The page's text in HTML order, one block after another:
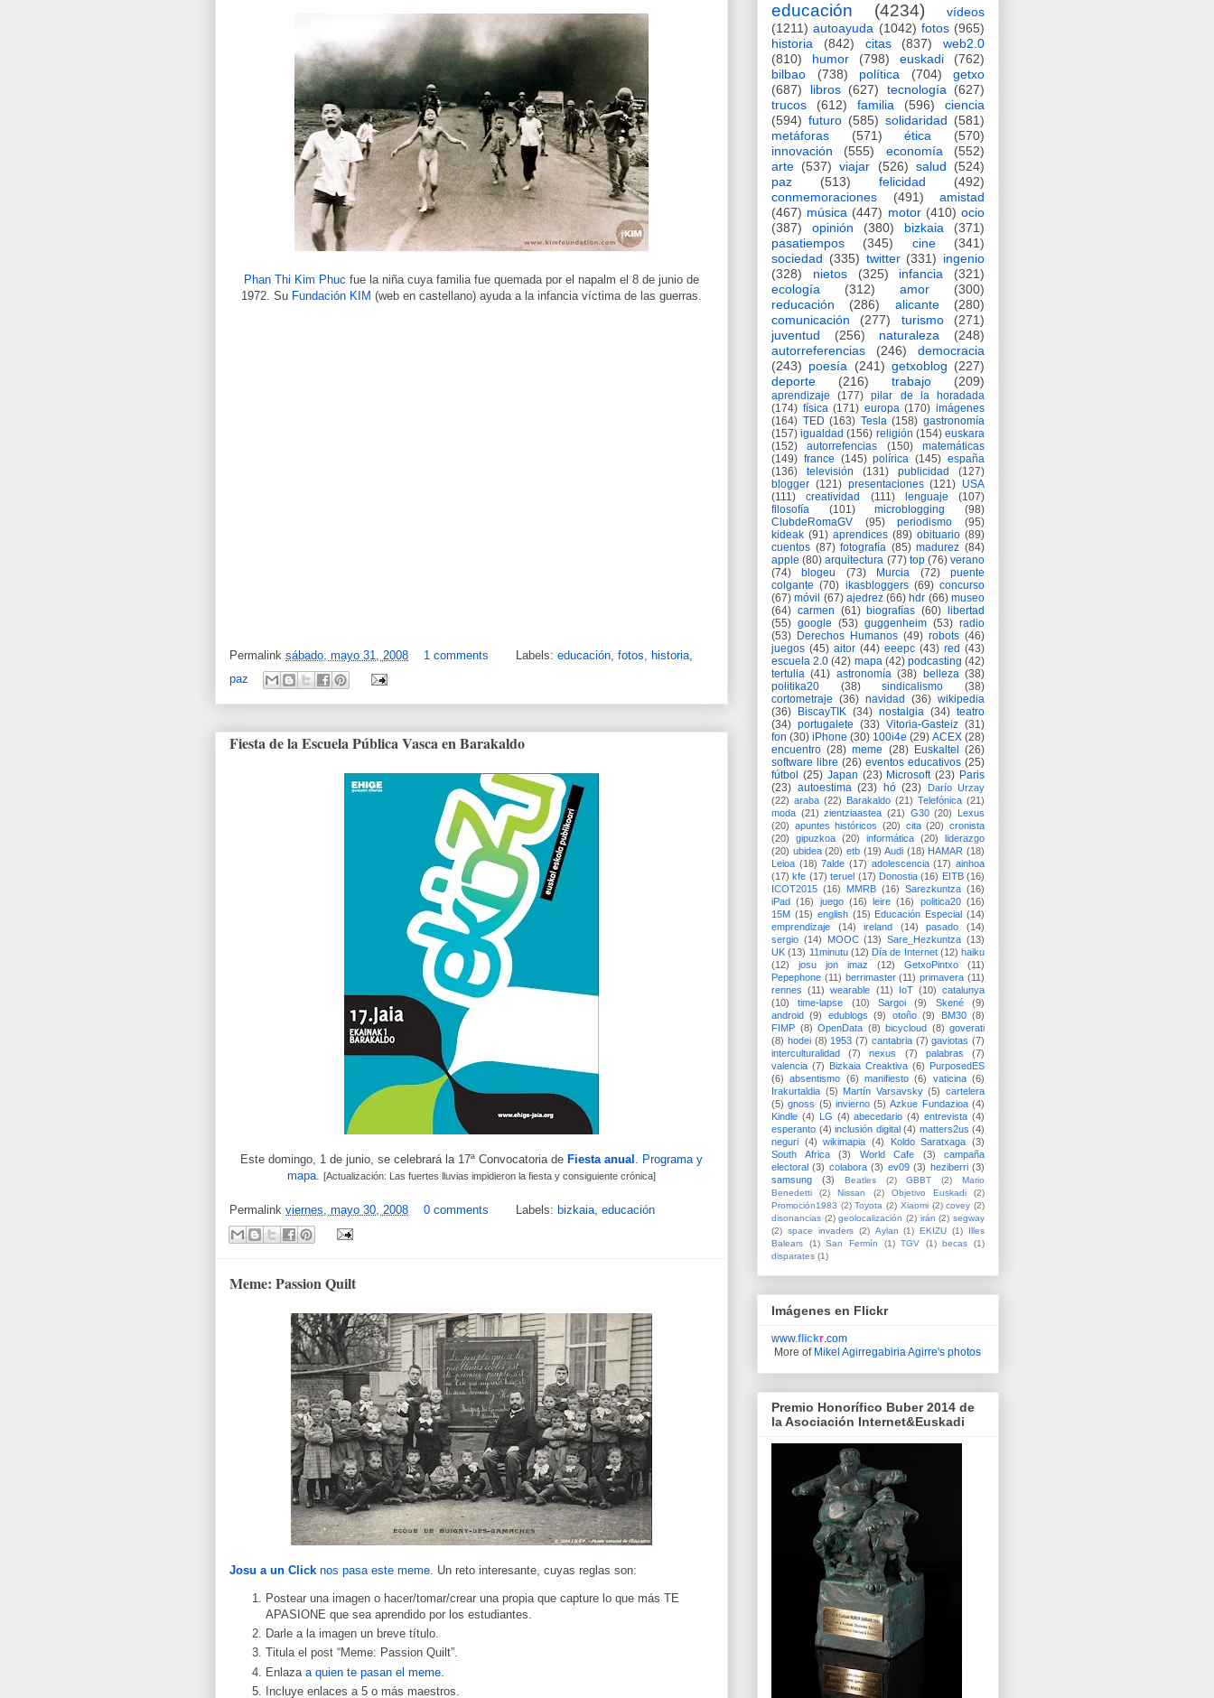
Phan Thi Kim Phuc fue la niña cuya familia fue quemada por el napalm el 8 de junio de
1972. Su Fundación KIM (web en castellano) ayuda a la infancia víctima de las guerras.
Permalink sábado, mayo 31, 2008 1 comments Labels: educación, fotos, historia,
paz
Fiesta de la Escuela Pública Vasca en Barakaldo
Este domingo, 1 de junio, se celebrará la 17ª Convocatoria de Fiesta anual
Programa y
mapa
[Actualización: Las fuertes lluvias impidieron la fiesta y consiguiente crónica]
Permalink viernes, mayo 30, 2008 0 comments Labels: bizkaia, educación
Meme: Passion Quilt
Josu a un Click nos pasa este meme . Un reto interesante, cuyas reglas son:
Postear una imagen o hacer/tomar/crear una propia que capture lo que más TE
APASIONE que sea aprendido por los estudiantes.
Darle a la imagen un breve título.
Titula el post “Meme: Passion Quilt”.
Enlaza a quien te pasan el meme
Incluye enlaces a 5 o más maestros.
educación (4234)
vídeos
(1211) autoayuda (1042) fotos (965)
historia
(842) citas (837)
web2.0
(810)
humor (798) euskadi
(762)
bilbao
(738) política (704)
getxo
(687)
libros (627) tecnología
(627)
trucos
(612) familia (596)
ciencia
(594) futuro (585) solidaridad (581)
metáforas
(571) ética
(570)
innovación
(555) economía
(552)
arte (537) viajar (526) salud
(524)
paz
(513) felicidad
(492)
conmemoraciones
(491)
amistad
(467) música (447) motor (410) ocio
(387)
opinión (380) bizkaia
(371)
pasatiempos
(345) cine
(341)
sociedad (335) twitter (331) ingenio
(328)
nietos (325) infancia
(321)
ecología
(312) amor
(300)
reducación
(286) alicante
(280)
comunicación
(277) turismo
(271)
juventud
(256) naturaleza
(248)
autorreferencias
(246)
democracia
(243) poesía (241) getxoblog (227)
deporte
(216) trabajo (209)
aprendizaje (177)
pilar de la horadada
(174) física (171) europa (170) imágenes
(164) TED (163) Tesla (158) gastronomía
(157) igualdad (156) religión (154) euskara
(152)
autorrefencias (150)
matemáticas
(149) france (145) polírica (145) españa
(136)
televisión (131) publicidad
(127)
blogger (121) presentaciones (121) USA
(111)
creatividad (111) lenguaje
(107)
filosofía
(101) microblogging
(98)
ClubdeRomaGV
(95) periodismo
(95)
kideak (91) aprendices (89) obituario (89)
cuentos (87) fotografía (85) madurez (84)
apple (80) arquitectura (77) top (76) verano
(74)
blogeu (73) Murcia (72)
puente
colgante (70) ikasbloggers (69) concurso
(67) móvil (67) ajedrez (66) hdr (66) museo
(64) carmen (61) biografías (60)
libertad
(55) google (53) guggenheim (53) radio
(53) Derechos Humanos (49) robots (46)
juegos (45) aitor (44) eeepc (43) red (43)
escuela 2.0 (42) mapa (42) podcasting (42)
tertulia (41) astronomía (38) belleza (38)
politika20
(38) sindicalismo
(38)
cortometraje (36) navidad (36) wikipedia
(36)
BiscayTIK (34) nostalgia (34) teatro
(34) portugalete (33) Vitoria-Gasteiz (31)
fon (30) iPhone (30) 100i4e (29) ACEX (28)
encuentro (28) meme (28) Euskaltel
(26)
software libre (26) eventos educativos (25)
fútbol (25) Japan (23) Microsoft (23) Paris
(23) autoestima (23) hó (23)
Darío Urzay
(22) araba (22) Barakaldo (21) Telefónica (21)
moda (21) zientziaastea (21) G30 (20)
Lexus
(20) apuntes históricos (20) cita (20) cronista
(20)
gipuzkoa (20) informática (20)
liderazgo
(20) ubidea (20) etb (19) Audi (18) HAMAR (18)
Leioa (18) 7alde (17) adolescencia (17) ainhoa
(17) kfe (17) teruel (17) Donostia (16) EITB (16)
ICOT2015 (16) MMRB (16) Sarezkuntza (16)
iPad (16) juego (16) leire (16) politica20 (16)
15M (15) english (15) Educación Especial (14)
emprendizaje
(14) ireland (14) pasado
(14)
sergio (14) MOOC (13) Sare_Hezkuntza (13)
UK (13) 11minutu (12) Día de Internet (12) haiku
(12)
josu jon imaz (12) GetxoPintxo
(11)
Pepephone (11) berrimaster (11) primavera (11)
rennes (11) wearable (11) IoT (10) catalunya
(10)
time-lapse (10) Sargoi (9) Skené
(9)
android (9) edublogs (9) otoño (9) BM30 (8)
FIMP (8) OpenData (8) bicycloud (8) goverati
(8) hodei (8) 1953 (7) cantabria (7) gaviotas (7)
interculturalidad
(7) nexus (7) palabras
(7)
valencia (7) Bizkaia Creaktiva (6) PurposedES
(6)
absentismo (6) manifiesto (6) vaticina (6)
Irakurtaldia (5) Martín Varsavsky (5) cartelera
(5) gnoss (5) invierno (5) Azkue Fundazioa (4)
Kindle (4) LG (4) abecedario (4) entrevista (4)
esperanto (4) inclusión digital (4) matters2us (4)
neguri (4) wikimapia (4) Koldo Saratxaga (3)
South Africa
(3) World Cafe (3)
campaña
electoral (3) colabora (3) ev09 (3) heziberri (3)
samsung
(3) Beatles (2) GBBT (2)
Mario
Benedetti
(2) Nissan (2) Objetivo Euskadi
(2)
Promoción1983 (2) Toyota (2) Xiaomi (2) covey (2)
disonancias (2) geolocalización (2) irán (2) segway
(2) space invaders (2) Aylan (1) EKIZU (1)
Illes
Balears
(1) San Fermín (1) TGV (1) becas
(1)
disparates (1)
Imágenes en Flickr
www.flickr .com
More of Mikel Agirregabiria Agirre's photos
Premio Honorífico Buber 2014 de
la Asociación Internet&Euskadi